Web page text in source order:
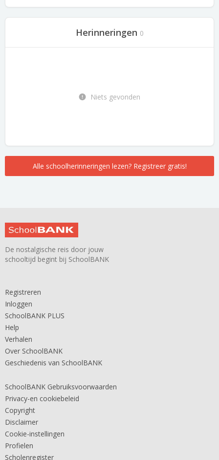
Herinneringen 0
Niets gevonden
Alle schoolherinneringen lezen? Registreer gratis!
De nostalgische reis door jouw
schooltijd begint bij SchoolBANK
Registreren
Inloggen
SchoolBANK PLUS
Help
Verhalen
Over SchoolBANK
Geschiedenis van SchoolBANK
SchoolBANK Gebruiksvoorwaarden
Privacy-en cookiebeleid
Copyright
Disclaimer
Cookie-instellingen
Profielen
Scholenregister